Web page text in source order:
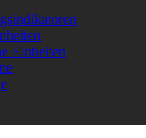
Einheiten